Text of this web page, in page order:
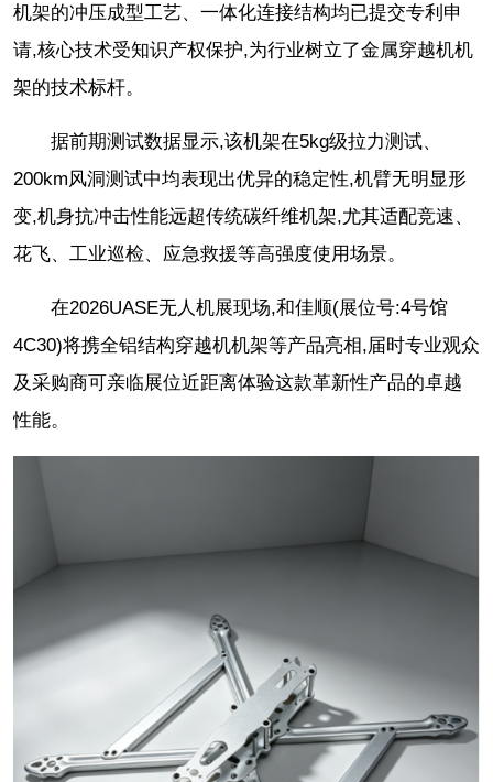
机架的冲压成型工艺、一体化连接结构均已提交专利申
请,核心技术受知识产权保护,为行业树立了金属穿越机机
架的技术标杆。
据前期测试数据显示,该机架在5kg级拉力测试、
200km风洞测试中均表现出优异的稳定性,机臂无明显形
变,机身抗冲击性能远超传统碳纤维机架,尤其适配竞速、
花飞、工业巡检、应急救援等高强度使用场景。
在2026UASE无人机展现场,和佳顺(展位号:4号馆
4C30)将携全铝结构穿越机机架等产品亮相,届时专业观众
及采购商可亲临展位近距离体验这款革新性产品的卓越
性能。